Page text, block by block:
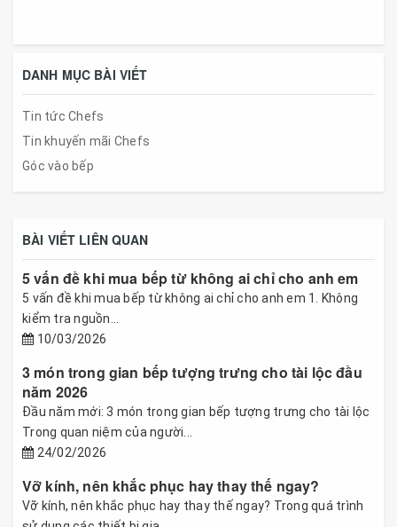
DANH MỤC BÀI VIẾT
Tin tức Chefs
Tin khuyến mãi Chefs
Góc vào bếp
BÀI VIẾT LIÊN QUAN
5 vấn đề khi mua bếp từ không ai chỉ cho anh em
5 vấn đề khi mua bếp từ không ai chỉ cho anh em 1. Không
kiểm tra nguồn...
10/03/2026
3 món trong gian bếp tượng trưng cho tài lộc đầu
năm 2026
Đầu năm mới: 3 món trong gian bếp tượng trưng cho tài lộc
Trong quan niệm của người...
24/02/2026
Vỡ kính, nên khắc phục hay thay thế ngay?
Vỡ kính, nên khắc phục hay thay thế ngay? Trong quá trình